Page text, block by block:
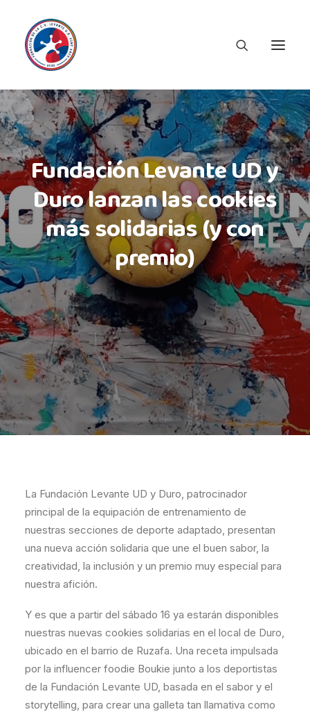
Fundación Levante UD y
Duro lanzan las cookies
más solidarias (y con
premio)
La Fundación Levante UD y Duro, patrocinador
principal de la equipación de entrenamiento de
nuestras secciones de deporte adaptado, presentan
una nueva acción solidaria que une el buen sabor, la
creatividad, la inclusión y un premio muy especial para
nuestra afición.
Y es que a partir del sábado 16 ya estarán disponibles
nuestras nuevas cookies solidarias en el local de Duro,
ubicado en el barrio de Ruzafa. Una receta impulsada
por la influencer foodie Boukie junto a los deportistas
de la Fundación Levante UD, basada en el sabor y el
storytelling, para crear una galleta tan llamativa como